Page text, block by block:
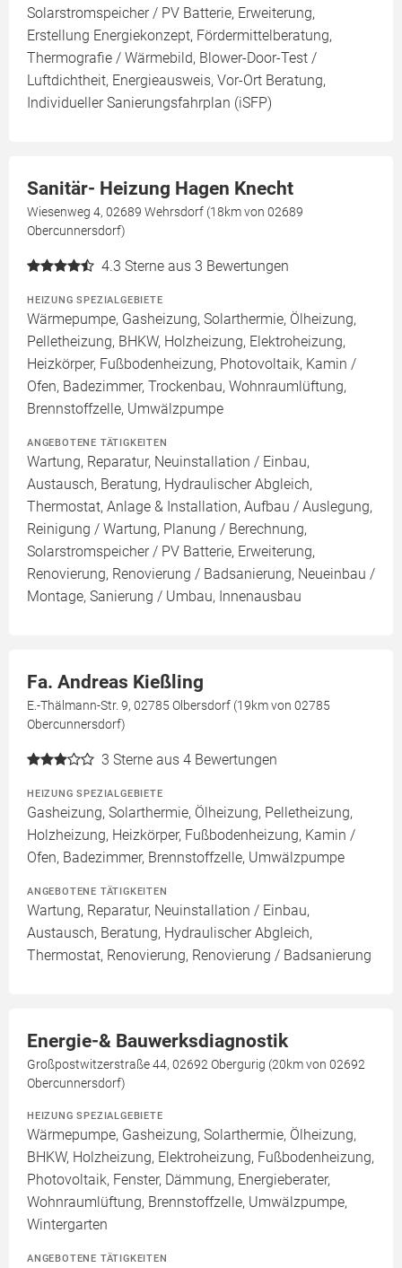
Solarstromspeicher / PV Batterie, Erweiterung,
Erstellung Energiekonzept, Fördermittelberatung,
Thermografie / Wärmebild, Blower-Door-Test /
Luftdichtheit, Energieausweis, Vor-Ort Beratung,
Individueller Sanierungsfahrplan (iSFP)
Sanitär- Heizung Hagen Knecht
Wiesenweg 4, 02689 Wehrsdorf (18km von 02689
Obercunnersdorf)
4.3 Sterne aus 3 Bewertungen
HEIZUNG SPEZIALGEBIETE
Wärmepumpe, Gasheizung, Solarthermie, Ölheizung,
Pelletheizung, BHKW, Holzheizung, Elektroheizung,
Heizkörper, Fußbodenheizung, Photovoltaik, Kamin /
Ofen, Badezimmer, Trockenbau, Wohnraumlüftung,
Brennstoffzelle, Umwälzpumpe
ANGEBOTENE TÄTIGKEITEN
Wartung, Reparatur, Neuinstallation / Einbau,
Austausch, Beratung, Hydraulischer Abgleich,
Thermostat, Anlage & Installation, Aufbau / Auslegung,
Reinigung / Wartung, Planung / Berechnung,
Solarstromspeicher / PV Batterie, Erweiterung,
Renovierung, Renovierung / Badsanierung, Neueinbau /
Montage, Sanierung / Umbau, Innenausbau
Fa. Andreas Kießling
E.-Thälmann-Str. 9, 02785 Olbersdorf (19km von 02785
Obercunnersdorf)
3 Sterne aus 4 Bewertungen
HEIZUNG SPEZIALGEBIETE
Gasheizung, Solarthermie, Ölheizung, Pelletheizung,
Holzheizung, Heizkörper, Fußbodenheizung, Kamin /
Ofen, Badezimmer, Brennstoffzelle, Umwälzpumpe
ANGEBOTENE TÄTIGKEITEN
Wartung, Reparatur, Neuinstallation / Einbau,
Austausch, Beratung, Hydraulischer Abgleich,
Thermostat, Renovierung, Renovierung / Badsanierung
Energie-& Bauwerksdiagnostik
Großpostwitzerstraße 44, 02692 Obergurig (20km von 02692
Obercunnersdorf)
HEIZUNG SPEZIALGEBIETE
Wärmepumpe, Gasheizung, Solarthermie, Ölheizung,
BHKW, Holzheizung, Elektroheizung, Fußbodenheizung,
Photovoltaik, Fenster, Dämmung, Energieberater,
Wohnraumlüftung, Brennstoffzelle, Umwälzpumpe,
Wintergarten
ANGEBOTENE TÄTIGKEITEN